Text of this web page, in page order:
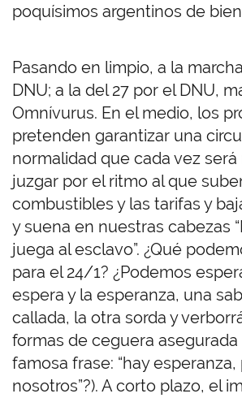
poquísimos argentinos de
Pasando en limpio, a la
DNU; a la del 27 por el DNU,
Omnívurus. En el medio, los
pretenden garantizar una
normalidad que cada vez será
juzgar por el ritmo al que
combustibles y las tarifas y
y suena en nuestras cabezas
juega al esclavo”. ¿Qué
para el 24/1? ¿Podemos
espera y la esperanza, una
callada, la otra sorda y
formas de ceguera asegurada
famosa frase: “hay
nosotros”?). A corto plazo, el